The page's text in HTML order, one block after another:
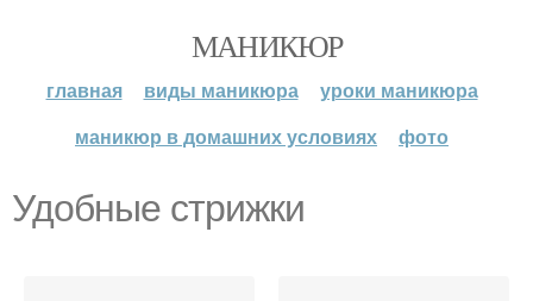
МАНИКЮР
главная виды маникюра
уроки маникюра
маникюр в домашних условиях
фото
Удобные стрижки